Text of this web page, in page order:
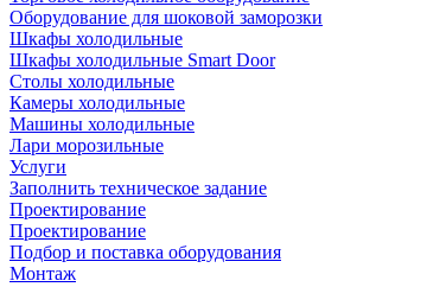
Оборудование для шоковой заморозки
Шкафы холодильные
Шкафы холодильные Smart Door
Столы холодильные
Камеры холодильные
Машины холодильные
Лари морозильные
Услуги
Заполнить техническое задание
Проектирование
Проектирование
Подбор и поставка оборудования
Монтаж